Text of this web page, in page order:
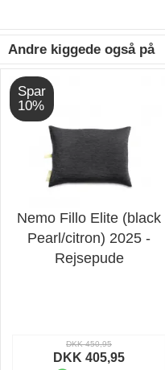
Andre kiggede også på
Spar
10%
Nemo Fillo Elite (black
Pearl/citron) 2025 -
Rejsepude
DKK 450,95
DKK 405,95